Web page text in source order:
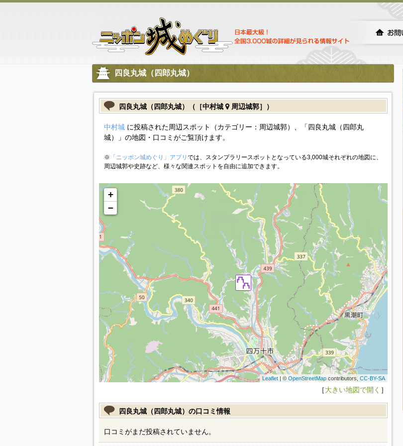
四良丸城（四郎丸城）
四良丸城（四郎丸城）（［中村城 周辺城郭］）
中村城に投稿された周辺スポット（カテゴリー：周辺城郭）、「四良丸城（四郎丸
城）」の地図・口コミがご覧頂けます。
※ 「ニッポン城めぐり」アプリ では、スタンプラリースポットとなっている3,000城それぞれの地図に、
周辺城郭や史跡など、様々な関連スポットを自由に追加できます。
+
−
Leaflet| ©OpenStreetMapcontributors, CC-BY-SA
［大きい地図で開く ］
四良丸城（四郎丸城）の口コミ情報
口コミがまだ投稿されていません。